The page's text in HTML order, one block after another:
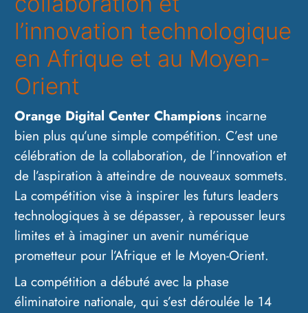
l’innovation technologique
en Afrique et au Moyen-
Orient
Orange Digital Center Champions incarne
bien plus qu’une simple compétition. C’est une
célébration de la collaboration, de l’innovation et
de l’aspiration à atteindre de nouveaux sommets.
La compétition vise à inspirer les futurs leaders
technologiques à se dépasser, à repousser leurs
limites et à imaginer un avenir numérique
prometteur pour l’Afrique et le Moyen-Orient.
La compétition a débuté avec la phase
éliminatoire nationale, qui s’est déroulée le 14